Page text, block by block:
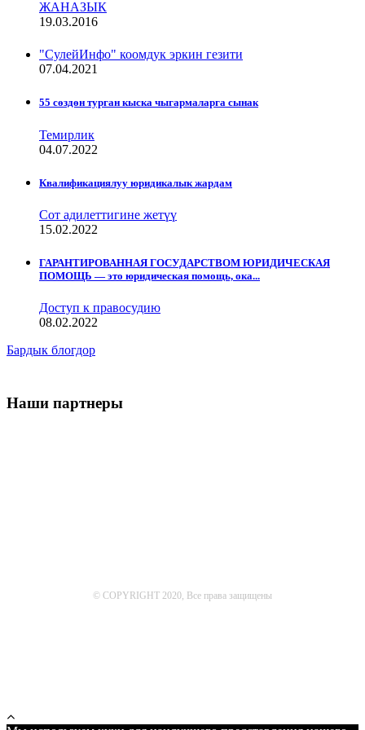
ЖАНАЗЫК
19.03.2016
"СулейИнфо" коомдук эркин гезити
07.04.2021
55 сөздөн турган кыска чыгармаларга сынак
Темирлик
04.07.2022
Квалификациялуу юридикалык жардам
Сот адилеттигине жетүү
15.02.2022
ГАРАНТИРОВАННАЯ ГОСУДАРСТВОМ ЮРИДИЧЕСКАЯ
ПОМОЩЬ — это юридическая помощь, ока...
Доступ к правосудию
08.02.2022
Бардык блогдор
Наши партнеры
© COPYRIGHT 2020, Все права защищены